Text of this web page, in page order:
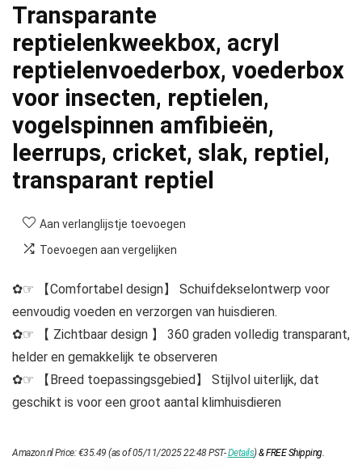
Transparante
reptielenkweekbox, acryl
reptielenvoederbox, voederbox
voor insecten, reptielen,
vogelspinnen amfibieën,
leerrups, cricket, slak, reptiel,
transparant reptiel
Aan verlanglijstje toevoegen
Toevoegen aan vergelijken
✿☞ 【Comfortabel design】 Schuifdekselontwerp voor
eenvoudig voeden en verzorgen van huisdieren.
✿☞ 【 Zichtbaar design 】 360 graden volledig transparant,
helder en gemakkelijk te observeren
✿☞ 【Breed toepassingsgebied】 Stijlvol uiterlijk, dat
geschikt is voor een groot aantal klimhuisdieren
Amazon.nl Price:€35.49 (as of 05/11/2025 22:48 PST-Details)&FREE Shipping.